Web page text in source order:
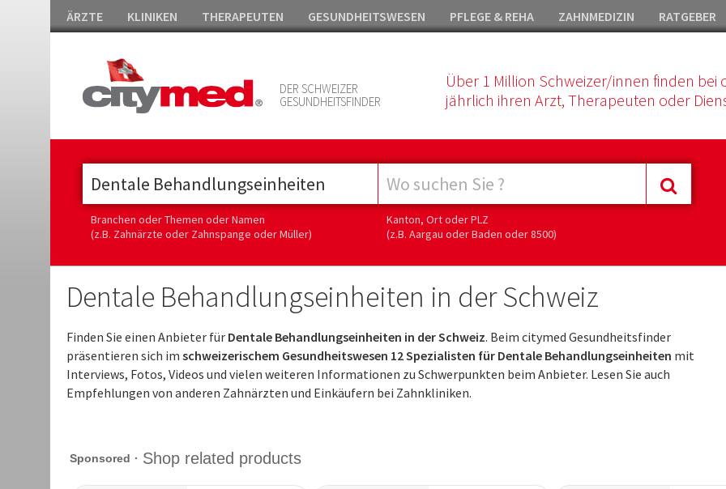
ÄRZTE KLINIKEN THERAPEUTEN GESUNDHEITSWESEN PFLEGE & REHA ZAHNMEDIZIN RATGEBER
DER SCHWEIZER
GESUNDHEITSFINDER
Über 1 Million Schweizer/innen finden bei
jährlich ihren Arzt, Therapeuten oder
Branchen oder Themen oder Namen
(z.B. Zahnärzte oder Zahnspange oder Müller)
Kanton, Ort oder PLZ
(z.B. Aargau oder Baden oder 8500)
Dentale Behandlungseinheiten in der Schweiz
Finden Sie einen Anbieter für Dentale Behandlungseinheiten in der Schweiz. Beim citymed Gesundheitsfinder
präsentieren sich im schweizerischem Gesundheitswesen 12 Spezialisten für Dentale Behandlungseinheiten mit
Interviews, Fotos, Videos und vielen weiteren Informationen zu Schwerpunkten beim Anbieter. Lesen Sie auch
Empfehlungen von anderen Zahnärzten und Einkäufern bei Zahnkliniken.